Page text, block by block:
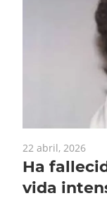
22 abril, 2026
Ha
vida